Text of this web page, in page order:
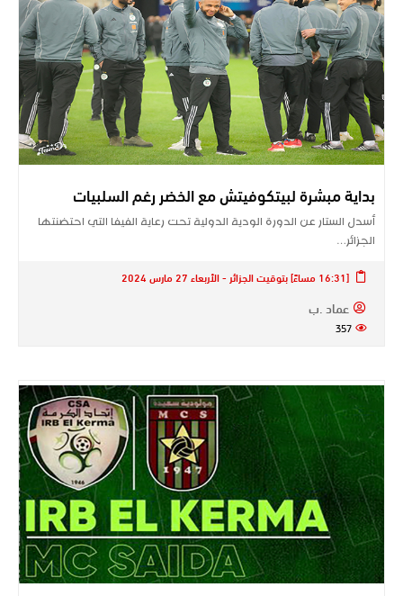
بداية مبشرة لبيتكوفيتش مع الخضر رغم السلبيات
أسدل الستار عن الدورة الودية الدولية تحت رعاية الفيفا التي احتضنتها
الجزائر…
[16:31 مساءً] بتوقيت الجزائر - الأربعاء 27 مارس 2024
عماد .ب
357